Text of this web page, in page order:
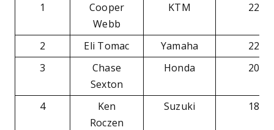
1
Cooper
Webb
KTM 225
2 Eli Tomac Yamaha
222
3
Chase
Sexton
Honda 208
4
Ken
Roczen
Suzuki 182